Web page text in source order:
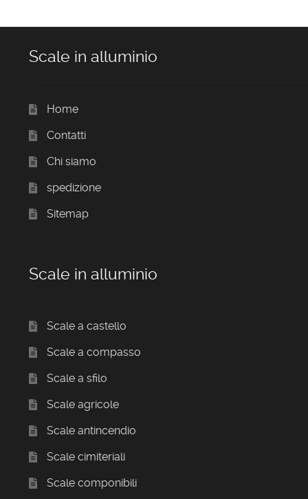
Scale in alluminio
Home
Contatti
Chi siamo
spedizione
Sitemap
Scale in alluminio
Scale a castello
Scale a compasso
Scale a sfilo
Scale agricole
Scale antincendio
Scale cimiteriali
Scale componibili